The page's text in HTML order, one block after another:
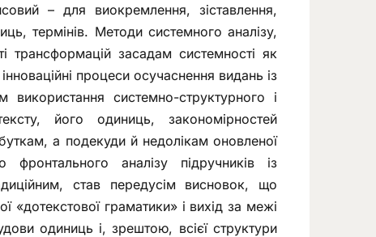
– для виокремлення, зіставлення,
термінів. Методи системного аналізу,
трансформацій засадам системності як
процеси осучаснення видань із
системно-структурного і
його одиниць, закономірностей
а подекуди й недолікам оновленої
фронтального аналізу підручників із
став передусім висновок, що
«дотекстової граматики» і вихід за межі
одиниць і, зрештою, всієї структури